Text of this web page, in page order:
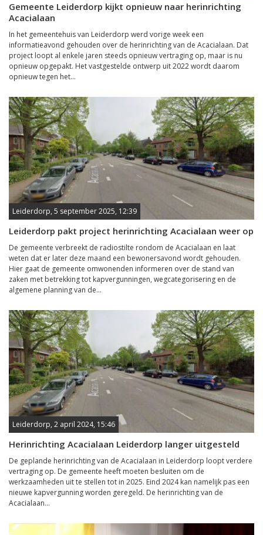
Gemeente Leiderdorp kijkt opnieuw naar herinrichting
Acacialaan
In het gemeentehuis van Leiderdorp werd vorige week een
informatieavond gehouden over de herinrichting van de Acacialaan. Dat
project loopt al enkele jaren steeds opnieuw vertraging op, maar is nu
opnieuw opgepakt. Het vastgestelde ontwerp uit 2022 wordt daarom
opnieuw tegen het...
Leiderdorp, 5 september 2025, 12:39
Leiderdorp pakt project herinrichting Acacialaan weer op
De gemeente verbreekt de radiostilte rondom de Acacialaan en laat
weten dat er later deze maand een bewonersavond wordt gehouden.
Hier gaat de gemeente omwonenden informeren over de stand van
zaken met betrekking tot kapvergunningen, wegcategorisering en de
algemene planning van de...
Leiderdorp, 2 april 2024, 15:46
Herinrichting Acacialaan Leiderdorp langer uitgesteld
De geplande herinrichting van de Acacialaan in Leiderdorp loopt verdere
vertraging op. De gemeente heeft moeten besluiten om de
werkzaamheden uit te stellen tot in 2025. Eind 2024 kan namelijk pas een
nieuwe kapvergunning worden geregeld. De herinrichting van de
Acacialaan...